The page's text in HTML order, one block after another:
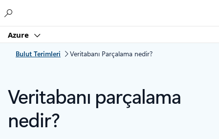
Azure
Bulut Terimleri Veritabanı Parçalama nedir?
Veritabanı parçalama
nedir?